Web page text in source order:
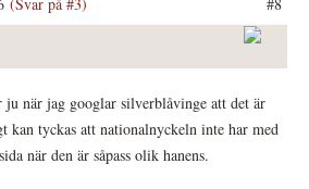
när jag googlar silverblåvinge att det är
kan tyckas att nationalnyckeln inte har med
när den är såpass olik hanens.